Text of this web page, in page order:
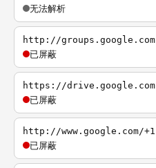
无法解析
http://groups.google.com
已屏蔽
https://drive.google.com
已屏蔽
http://www.google.com/+1
已屏蔽